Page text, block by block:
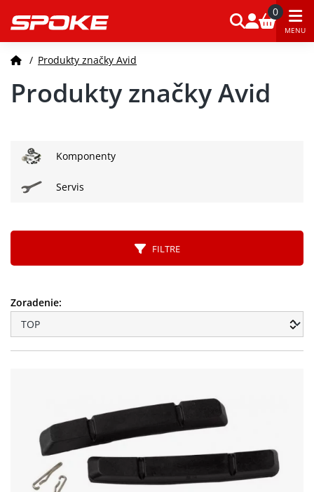
0
MENU
/ Produkty značky Avid
Produkty značky Avid
Komponenty
Servis
FILTRE
Zoradenie: